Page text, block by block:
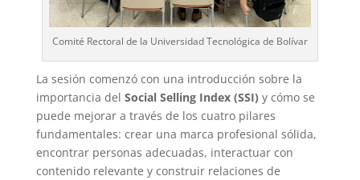
Comité Rectoral de la Universidad Tecnológica de Bolívar
La sesión comenzó con una introducción sobre la
importancia del Social Selling Index (SSI) y cómo se
puede mejorar a través de los cuatro pilares
fundamentales: crear una marca profesional sólida,
encontrar personas adecuadas, interactuar con
contenido relevante y construir relaciones de